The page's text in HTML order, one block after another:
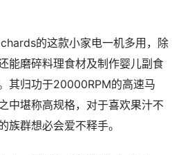
的这款小家电一机多用，除
能磨碎料理食材及制作婴儿副食
其归功于20000RPM的高速马
中堪称高规格，对于喜欢果汁不
族群想必会爱不释手。